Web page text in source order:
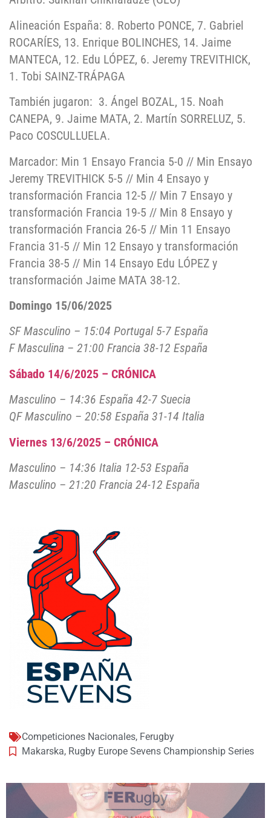
Alineación España: 8. Roberto PONCE, 7. Gabriel
ROCARÍES, 13. Enrique BOLINCHES, 14. Jaime
MANTECA, 12. Edu LÓPEZ, 6. Jeremy TREVITHICK,
1. Tobi SAINZ-TRÁPAGA
También jugaron: 3. Ángel BOZAL, 15. Noah
CANEPA, 9. Jaime MATA, 2. Martín SORRELUZ, 5.
Paco COSCULLUELA.
Marcador: Min 1 Ensayo Francia 5-0 // Min Ensayo
Jeremy TREVITHICK 5-5 // Min 4 Ensayo y
transformación Francia 12-5 // Min 7 Ensayo y
transformación Francia 19-5 // Min 8 Ensayo y
transformación Francia 26-5 // Min 11 Ensayo
Francia 31-5 // Min 12 Ensayo y transformación
Francia 38-5 // Min 14 Ensayo Edu LÓPEZ y
transformación Jaime MATA 38-12.
Domingo 15/06/2025
SF Masculino – 15:04 Portugal 5-7 España
F Masculina – 21:00 Francia 38-12 España
Sábado 14/6/2025 – CRÓNICA
Masculino – 14:36 España 42-7 Suecia
QF Masculino – 20:58 España 31-14 Italia
Viernes 13/6/2025 – CRÓNICA
Masculino – 14:36 Italia 12-53 España
Masculino – 21:20 Francia 24-12 España
Competiciones Nacionales, Ferugby
Makarska, Rugby Europe Sevens Championship Series